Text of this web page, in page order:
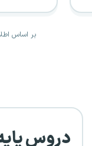
بر اساس
دروس